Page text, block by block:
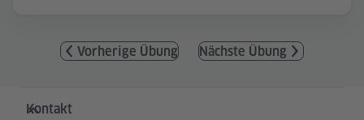
Vorherige Übung Nächste Übung
Service- und Informationsbereich
Kontakt